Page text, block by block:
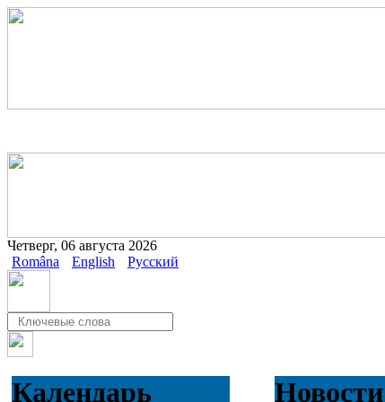
Четверг, 06 августа 2026
Româna
English Русский
Календарь
Новости